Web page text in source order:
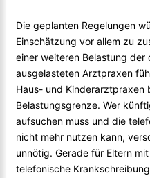
Die geplanten Regelungen
Einschätzung vor allem zu
einer weiteren Belastung der
ausgelasteten Arztpraxen
Haus- und Kinderarztpraxen
Belastungsgrenze. Wer
aufsuchen muss und die
nicht mehr nutzen kann,
unnötig. Gerade für Eltern
telefonische